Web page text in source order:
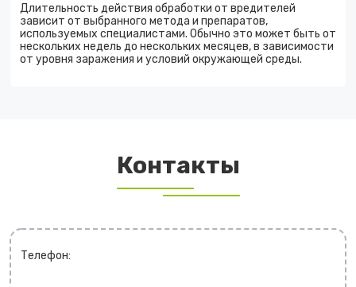
Длительность действия обработки от вредителей
зависит от выбранного метода и препаратов,
используемых специалистами. Обычно это может быть от
нескольких недель до нескольких месяцев, в зависимости
от уровня заражения и условий окружающей среды.
Контакты
Телефон: